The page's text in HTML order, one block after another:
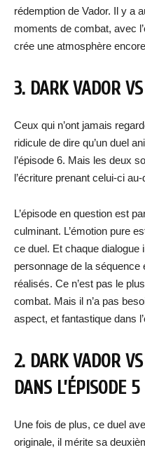
rédemption de Vador. Il y a
moments de combat, avec
crée une atmosphère
3. DARK VADOR
Ceux qui n’ont jamais
ridicule de dire qu’un duel
l’épisode 6. Mais les deux
l’écriture prenant celui-ci
L’épisode en question est
culminant. L’émotion pure
ce duel. Et chaque
personnage de la séquence
réalisés. Ce n’est pas le
combat. Mais il n’a pas
aspect, et fantastique dans
2. DARK VADOR
DANS L’ÉPISODE 5
Une fois de plus, ce duel
originale, il mérite sa